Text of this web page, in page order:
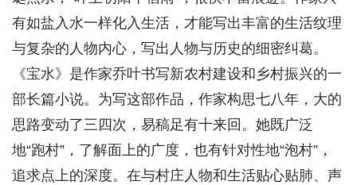
有如盐入水一样化入生活，才能写出丰富的生活纹理
与复杂的人物内心，写出人物与历史的细密纠葛。
《宝水》是作家乔叶书写新农村建设和乡村振兴的一
部长篇小说。为写这部作品，作家构思七八年，大的
思路变动了三四次，易稿足有十来回。她既广泛
地“跑村”，了解面上的广度，也有针对性地“泡村”，
追求点上的深度。在与村庄人物和生活贴心贴肺、声